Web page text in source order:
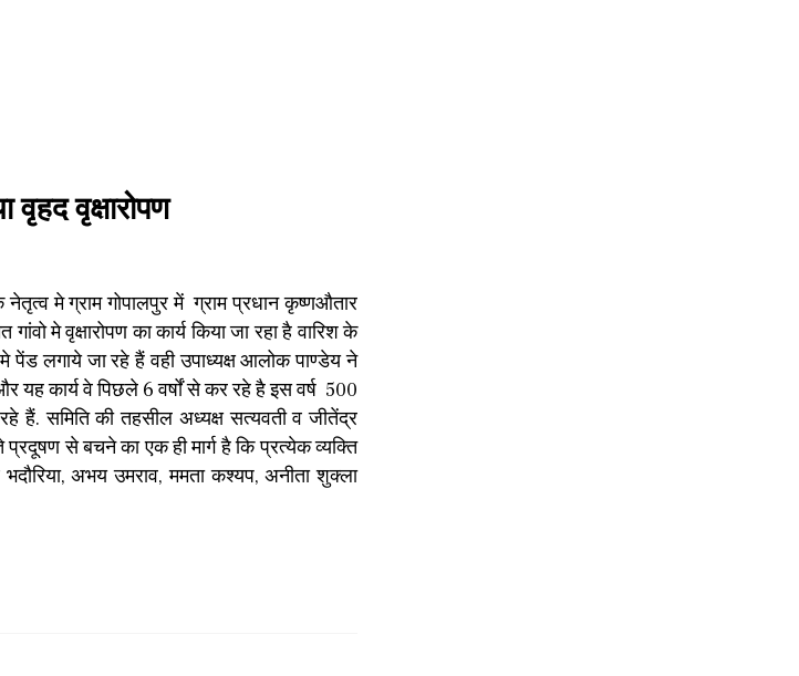
वृहद वृक्षारोपण
नेतृत्व मे ग्राम गोपालपुर में ग्राम प्रधान कृष्णऔतार
मे वृक्षारोपण का कार्य किया जा रहा है वारिश के
पेंड लगाये जा रहे हैं वही उपाध्यक्ष आलोक पाण्डेय ने
यह कार्य वे पिछले 6 वर्षों से कर रहे है इस वर्ष 500
हैं. समिति की तहसील अध्यक्ष सत्यवती व जीतेंद्र
से बचने का एक ही मार्ग है कि प्रत्येक व्यक्ति
अभय उमराव, ममता कश्यप, अनीता शुक्ला